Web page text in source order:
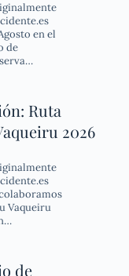
en el
de
Ruta
2026
Vaqueiru
de